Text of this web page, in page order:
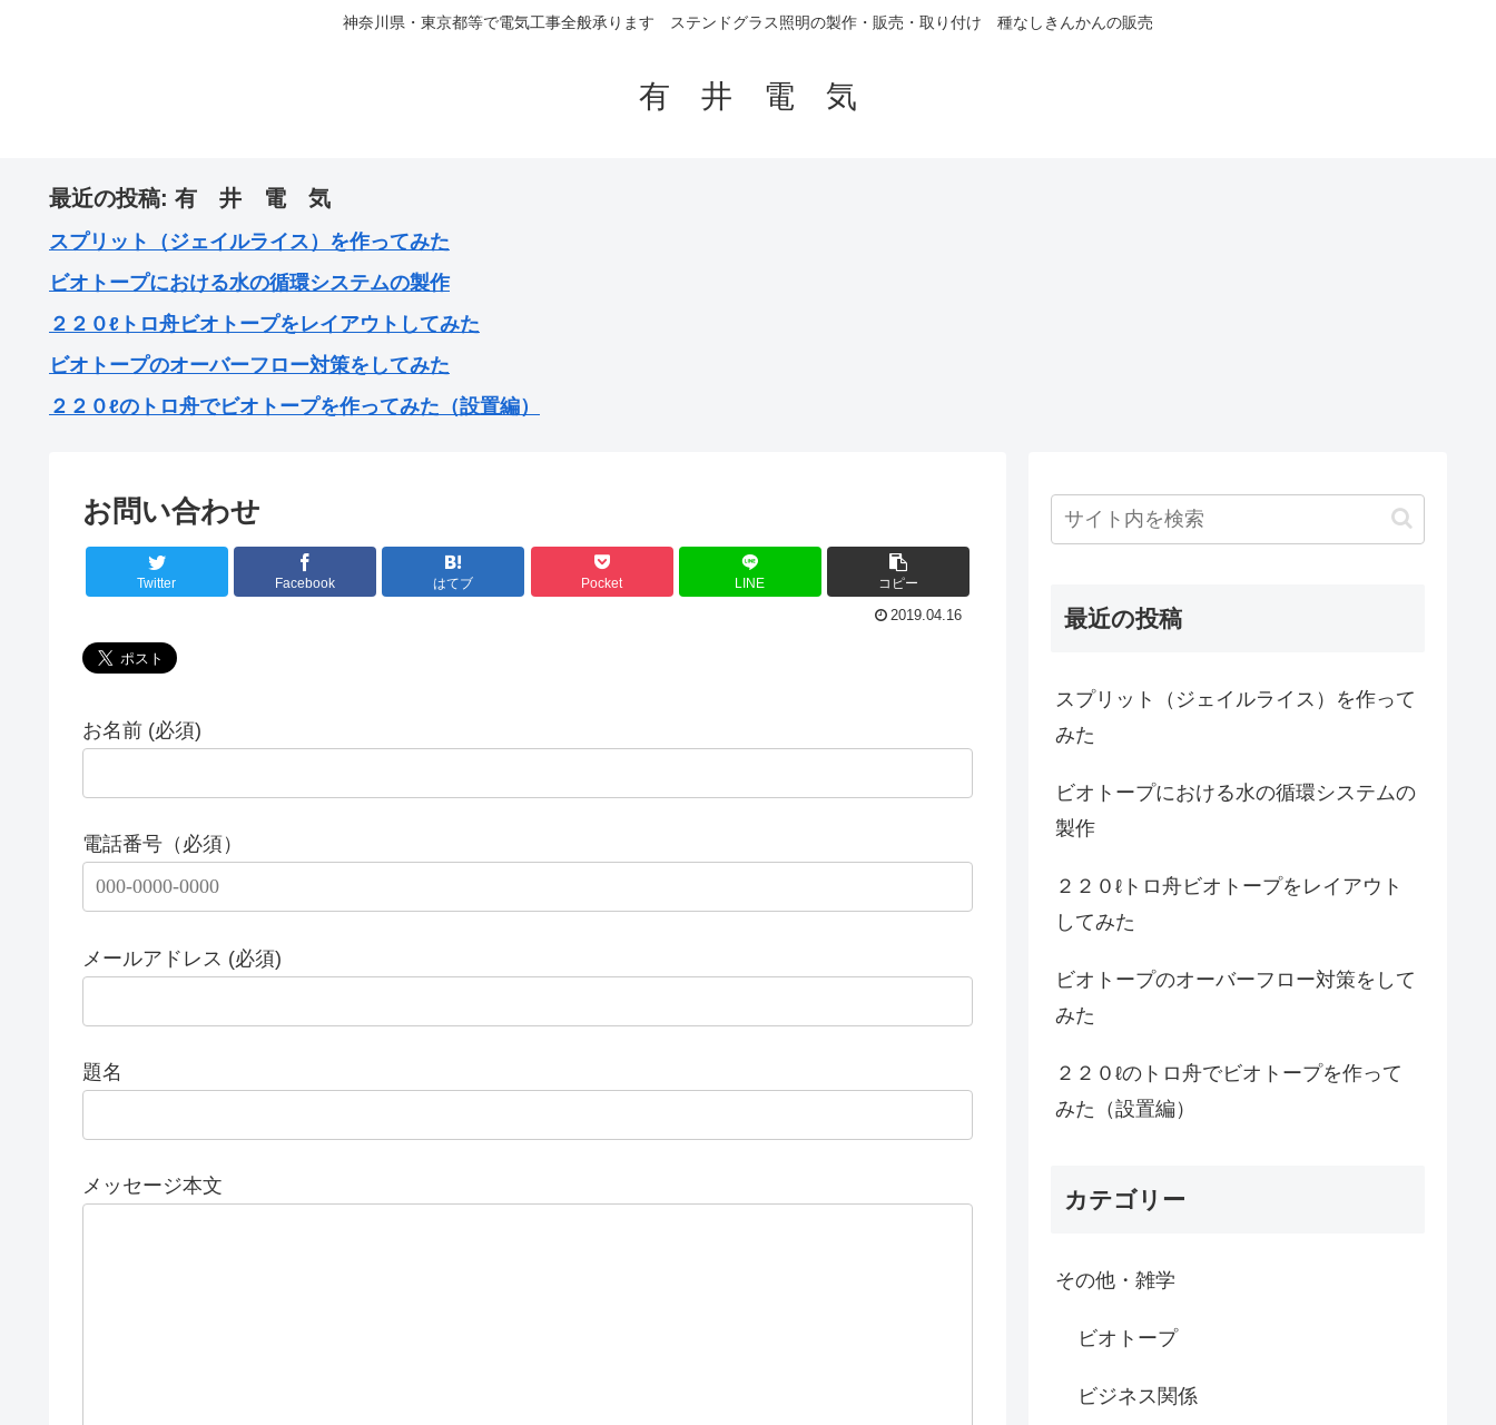
神奈川県・東京都等で電気工事全般承ります ステンドグラス照明の製作・販売・取り付け 種なしきんかんの販売
有 井 電 気
最近の投稿: 有 井 電 気
スプリット（ジェイルライス）を作ってみた
ビオトープにおける水の循環システムの製作
２２０ℓトロ舟ビオトープをレイアウトしてみた
ビオトープのオーバーフロー対策をしてみた
２２０ℓのトロ舟でビオトープを作ってみた（設置編）
お問い合わせ
Twitter Facebook はてブ Pocket LINE コピー
2019.04.16
お名前 (必須)
電話番号（必須）
メールアドレス (必須)
題名
メッセージ本文
最近の投稿
スプリット（ジェイルライス）を作って
みた
ビオトープにおける水の循環システムの
製作
２２０ℓトロ舟ビオトープをレイアウト
してみた
ビオトープのオーバーフロー対策をして
みた
２２０ℓのトロ舟でビオトープを作って
みた（設置編）
カテゴリー
その他・雑学
ビオトープ
ビジネス関係